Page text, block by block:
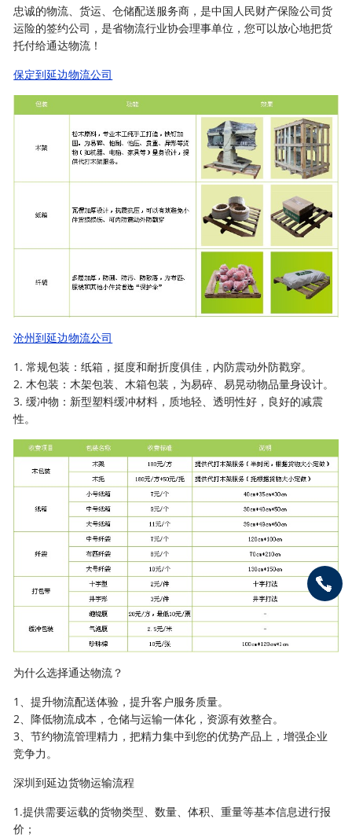
忠诚的物流、货运、仓储配送服务商，是中国人民财产保险公司货
运险的签约公司，是省物流行业协会理事单位，您可以放心地把货
托付给通达物流！
保定到延边物流公司
沧州到延边物流公司
1. 常规包装：纸箱，挺度和耐折度俱佳，内防震动外防戳穿。
2. 木包装：木架包装、木箱包装，为易碎、易晃动物品量身设计。
3. 缓冲物：新型塑料缓冲材料，质地轻、透明性好，良好的减震
性。
为什么选择通达物流？
1、提升物流配送体验，提升客户服务质量。
2、降低物流成本，仓储与运输一体化，资源有效整合。
3、节约物流管理精力，把精力集中到您的优势产品上，增强企业
竞争力。
深圳到延边货物运输流程
1.提供需要运载的货物类型、数量、体积、重量等基本信息进行报
价；